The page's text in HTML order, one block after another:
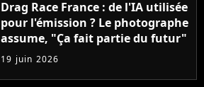
Drag Race France : de l'IA utilisée
pour l'émission ? Le photographe
assume, "Ça fait partie du futur"
19 juin 2026